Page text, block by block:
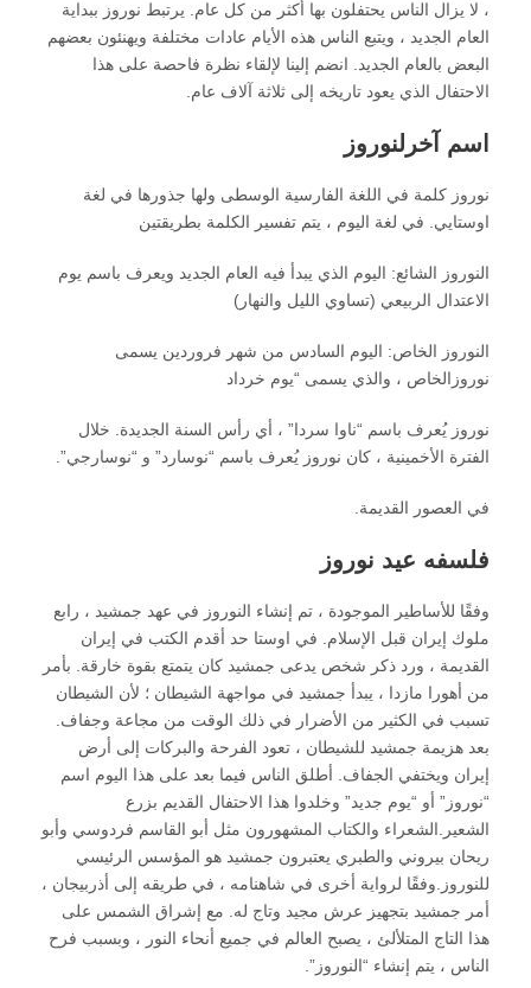
، لا يزال الناس يحتفلون بها أكثر من كل عام. يرتبط نوروز ببداية
العام الجديد ، ويتبع الناس هذه الأيام عادات مختلفة ويهنئون بعضهم
البعض بالعام الجديد. انضم إلينا لإلقاء نظرة فاحصة على هذا
الاحتفال الذي يعود تاريخه إلى ثلاثة آلاف عام.
اسم آخرلنوروز
نوروز كلمة في اللغة الفارسية الوسطى ولها جذورها في لغة
اوستايي. في لغة اليوم ، يتم تفسير الكلمة بطريقتين
النوروز الشائع: اليوم الذي يبدأ فيه العام الجديد ويعرف باسم يوم
الاعتدال الربيعي (تساوي الليل والنهار)
النوروز الخاص: اليوم السادس من شهر فروردين يسمى
نوروزالخاص ، والذي يسمى “يوم خرداد
نوروز يُعرف باسم “ناوا سردا” ، أي رأس السنة الجديدة. خلال
الفترة الأخمينية ، كان نوروز يُعرف باسم “نوسارد” و “نوسارجي”.
في العصور القديمة.
فلسفه عید نوروز
وفقًا للأساطير الموجودة ، تم إنشاء النوروز في عهد جمشيد ، رابع
ملوك إيران قبل الإسلام. في اوستا حد أقدم الكتب في إيران
القديمة ، ورد ذكر شخص يدعى جمشيد كان يتمتع بقوة خارقة. بأمر
من أهورا مازدا ، يبدأ جمشيد في مواجهة الشيطان ؛ لأن الشيطان
تسبب في الكثير من الأضرار في ذلك الوقت من مجاعة وجفاف.
بعد هزيمة جمشيد للشيطان ، تعود الفرحة والبركات إلى أرض
إيران ويختفي الجفاف. أطلق الناس فيما بعد على هذا اليوم اسم
“نوروز” أو “يوم جديد” وخلدوا هذا الاحتفال القديم بزرع
الشعير.الشعراء والكتاب المشهورون مثل أبو القاسم فردوسي وأبو
ريحان بيروني والطبري يعتبرون جمشيد هو المؤسس الرئيسي
للنوروز.وفقًا لرواية أخرى في شاهنامه ، في طريقه إلى أذربيجان ،
أمر جمشيد بتجهيز عرش مجيد وتاج له. مع إشراق الشمس على
هذا التاج المتلألئ ، يصبح العالم في جميع أنحاء النور ، وبسبب فرح
الناس ، يتم إنشاء “النوروز”.